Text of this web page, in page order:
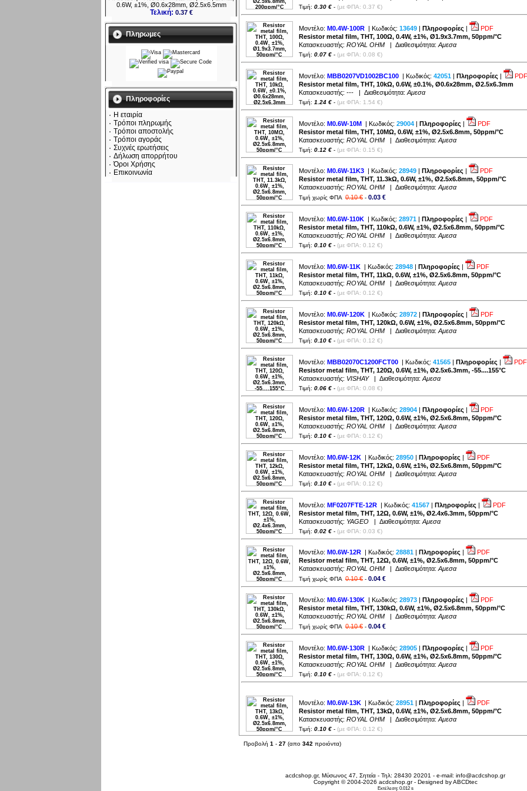
0.6W, ±1%, Ø0.6x28mm, Ø2.5x6.5mm
Τελική: 0.37 €
Πληρωμες
Πληροφορίες
Η εταιρία
Τρόποι πληρωμής
Τρόποι αποστολής
Τρόποι αγοράς
Συχνές ερωτήσεις
Δήλωση απορρήτου
Όροι Χρήσης
Επικοινωνία
5.62kΩ (1
6.2kΩ (2)
7.5kΩ ( 2 )
8.2kΩ (2)
9.1kΩ (2)
10kΩ (3)
11.3kΩ ( 1
12kΩ (2)
15kΩ (3)
16kΩ (2)
16.2kΩ (1 )
18kΩ (2)
20kΩ (2)
21.5kΩ (1
22kΩ (3)
24.9kΩ (1
27kΩ (2)
30kΩ ( 4)
33kΩ ( 2)
33.2kΩ (2
36kΩ ( 2)
47kΩ (
49.9kΩ (2)
51kΩ ( 2)
56kΩ ( 2)
62kΩ ( 2)
68kΩ (2)
100kΩ (3)
110kΩ (2 )
120kΩ (2 )
130kΩ (2)
140kΩ (1
1
180kΩ (3)
200kΩ (2 )
220kΩ (3)
240kΩ (3)
270kΩ (3
274kΩ (1
300kΩ (2)
360kΩ (2)
390kΩ ( 2)
430kΩ (2)
470kΩ (2)
475kΩ (1
500kΩ (1
510kΩ (2)
620kΩ (1)
680kΩ ( 2)
750kΩ (2)
820kΩ ( 2)
910kΩ (2
1MΩ ( 2)
2.2MΩ (1)
5.1MΩ (1)
5.6MΩ ( 2 )
6.8MΩ (1)
8.2MΩ (1)
Τιμή: 0.30 € - (με ΦΠΑ: 0.37 €)
Μοντέλο: M0.4W-100R | Κωδικός: 13649 | Πληροφορίες |
PDF
Resistor metal film, THT, 100Ω, 0.4W, ±1%, Ø1.9x3.7mm, 50ppm/°C
Κατασκευαστής: ROYAL OHM | Διαθεσιμότητα: Αμεσα
Τιμή: 0.07 € - (με ΦΠΑ: 0.08 €)
Μοντέλο: MBB0207VD1002BC100 | Κωδικός: 42051 | Πληροφορίες |
PDF
Resistor metal film, THT, 10kΩ, 0.6W, ±0.1%, Ø0.6x28mm, Ø2.5x6.3mm
Κατασκευαστής: --- | Διαθεσιμότητα: Αμεσα
Τιμή: 1.24 € - (με ΦΠΑ: 1.54 €)
Μοντέλο: M0.6W-10M | Κωδικός: 29004 | Πληροφορίες |
PDF
Resistor metal film, THT, 10MΩ, 0.6W, ±1%, Ø2.5x6.8mm, 50ppm/°C
Κατασκευαστής: ROYAL OHM | Διαθεσιμότητα: Αμεσα
Τιμή: 0.12 € - (με ΦΠΑ: 0.15 €)
Μοντέλο: M0.6W-11K3 | Κωδικός: 28949 | Πληροφορίες |
PDF
Resistor metal film, THT, 11.3kΩ, 0.6W, ±1%, Ø2.5x6.8mm, 50ppm/°C
Κατασκευαστής: ROYAL OHM | Διαθεσιμότητα: Αμεσα
Τιμή χωρίς ΦΠΑ 0.10 € - 0.03 €
Μοντέλο: M0.6W-110K | Κωδικός: 28971 | Πληροφορίες |
PDF
Resistor metal film, THT, 110kΩ, 0.6W, ±1%, Ø2.5x6.8mm, 50ppm/°C
Κατασκευαστής: ROYAL OHM | Διαθεσιμότητα: Αμεσα
Τιμή: 0.10 € - (με ΦΠΑ: 0.12 €)
Μοντέλο: M0.6W-11K | Κωδικός: 28948 | Πληροφορίες |
PDF
Resistor metal film, THT, 11kΩ, 0.6W, ±1%, Ø2.5x6.8mm, 50ppm/°C
Κατασκευαστής: ROYAL OHM | Διαθεσιμότητα: Αμεσα
Τιμή: 0.10 € - (με ΦΠΑ: 0.12 €)
Μοντέλο: M0.6W-120K | Κωδικός: 28972 | Πληροφορίες |
PDF
Resistor metal film, THT, 120kΩ, 0.6W, ±1%, Ø2.5x6.8mm, 50ppm/°C
Κατασκευαστής: ROYAL OHM | Διαθεσιμότητα: Αμεσα
Τιμή: 0.10 € - (με ΦΠΑ: 0.12 €)
Μοντέλο: MBB02070C1200FCT00 | Κωδικός: 41565 | Πληροφορίες |
PDF
Resistor metal film, THT, 120Ω, 0.6W, ±1%, Ø2.5x6.3mm, -55....155°C
Κατασκευαστής: VISHAY| Διαθεσιμότητα: Αμεσα
Τιμή: 0.06 € - (με ΦΠΑ: 0.08 €)
Μοντέλο: M0.6W-120R | Κωδικός: 28904 | Πληροφορίες |
PDF
Resistor metal film, THT, 120Ω, 0.6W, ±1%, Ø2.5x6.8mm, 50ppm/°C
Κατασκευαστής: ROYAL OHM | Διαθεσιμότητα: Αμεσα
Τιμή: 0.10 € - (με ΦΠΑ: 0.12 €)
Μοντέλο: M0.6W-12K | Κωδικός: 28950 | Πληροφορίες |
PDF
Resistor metal film, THT, 12kΩ, 0.6W, ±1%, Ø2.5x6.8mm, 50ppm/°C
Κατασκευαστής: ROYAL OHM | Διαθεσιμότητα: Αμεσα
Τιμή: 0.10 € - (με ΦΠΑ: 0.12 €)
Μοντέλο: MF0207FTE-12R | Κωδικός: 41567 | Πληροφορίες |
PDF
Resistor metal film, THT, 12Ω, 0.6W, ±1%, Ø2.4x6.3mm, 50ppm/°C
Κατασκευαστής: YAGEO | Διαθεσιμότητα: Αμεσα
Τιμή: 0.02 € - (με ΦΠΑ: 0.03 €)
Μοντέλο: M0.6W-12R | Κωδικός: 28881 | Πληροφορίες |
PDF
Resistor metal film, THT, 12Ω, 0.6W, ±1%, Ø2.5x6.8mm, 50ppm/°C
Κατασκευαστής: ROYAL OHM | Διαθεσιμότητα: Αμεσα
Τιμή χωρίς ΦΠΑ 0.10 € - 0.04 €
Μοντέλο: M0.6W-130K | Κωδικός: 28973 | Πληροφορίες |
PDF
Resistor metal film, THT, 130kΩ, 0.6W, ±1%, Ø2.5x6.8mm, 50ppm/°C
Κατασκευαστής: ROYAL OHM | Διαθεσιμότητα: Αμεσα
Τιμή χωρίς ΦΠΑ 0.10 € - 0.04 €
Μοντέλο: M0.6W-130R | Κωδικός: 28905 | Πληροφορίες |
PDF
Resistor metal film, THT, 130Ω, 0.6W, ±1%, Ø2.5x6.8mm, 50ppm/°C
Κατασκευαστής: ROYAL OHM | Διαθεσιμότητα: Αμεσα
Τιμή: 0.10 € - (με ΦΠΑ: 0.12 €)
Μοντέλο: M0.6W-13K | Κωδικός: 28951 | Πληροφορίες |
PDF
Resistor metal film, THT, 13kΩ, 0.6W, ±1%, Ø2.5x6.8mm, 50ppm/°C
Κατασκευαστής: ROYAL OHM | Διαθεσιμότητα: Αμεσα
Τιμή: 0.10 € - (με ΦΠΑ: 0.12 €)
Προβολή 1 - 27 (απο 342 προιόντα)
acdcshop.gr, Μύσωνος 47, Σητεία - Τηλ: 28430 20201 - e-mail: info@acdcshop.gr
Copyright © 2004-2026 acdcshop.gr - Designed byABCDtec
Εκτέλεση: 0.012 s